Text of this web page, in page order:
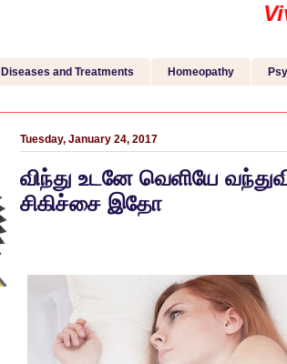
Diseases and Treatments Homeopathy
Tuesday, January 24, 2017
விந்து உடனே வெளியே
சிகிச்சை இதோ